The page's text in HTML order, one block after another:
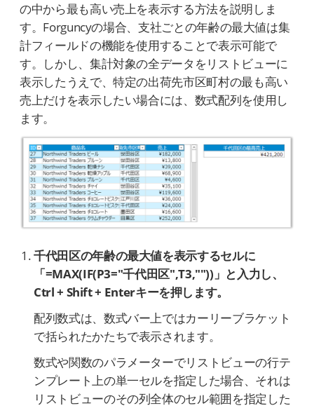
の中から最も高い売上を表示する方法を説明しま
す。Forguncyの場合、支社ごとの年齢の最大値は集
計フィールドの機能を使用することで表示可能で
す。しかし、集計対象の全データをリストビューに
表示したうえで、特定の出荷先市区町村の最も高い
売上だけを表示したい場合には、数式配列を使用し
ます。
千代田区の年齢の最大値を表示するセルに
「=MAX(IF(P3="千代田区",T3,""))」と入力し、
Ctrl + Shift + Enterキーを押します。
配列数式は、数式バー上ではカーリーブラケット
で括られたかたちで表示されます。
数式や関数のパラメーターでリストビューの行テ
ンプレート上の単一セルを指定した場合、それは
リストビューのその列全体のセル範囲を指定した